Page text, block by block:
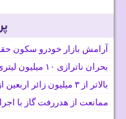
آرامش بازار خودرو سکون
بحران ناترازی ۱۰ میلیون لیتری بنزین لزوم مدیریت تقاضا و اصلاح ساختار
بالاتر از ۳ میلیون زائر اربعین از مرزهای زمینی کشور خارج شدند
ممانعت از هدررفت گاز با